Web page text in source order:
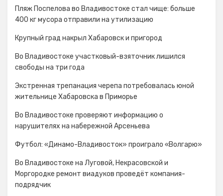
Пляж Поспелова во Владивостоке стал чище: больше
400 кг мусора отправили на утилизацию
Крупный град накрыл Хабаровск и пригород
Во Владивостоке участковый-взяточник лишился
свободы на три года
Экстренная трепанация черепа потребовалась юной
жительнице Хабаровска в Приморье
Во Владивостоке проверяют информацию о
нарушителях на набережной Арсеньева
Футбол: «Динамо-Владивосток» проиграло «Волгарю»
Во Владивостоке на Луговой, Некрасовской и
Моргородке ремонт виадуков проведёт компания-
подрядчик